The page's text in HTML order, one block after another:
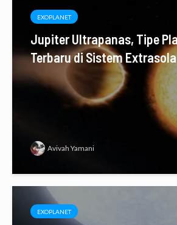
EXOPLANET
Jupiter Ultrapanas, Tipe
Terbaru di Sistem
Avivah Yamani
EXOPLANET